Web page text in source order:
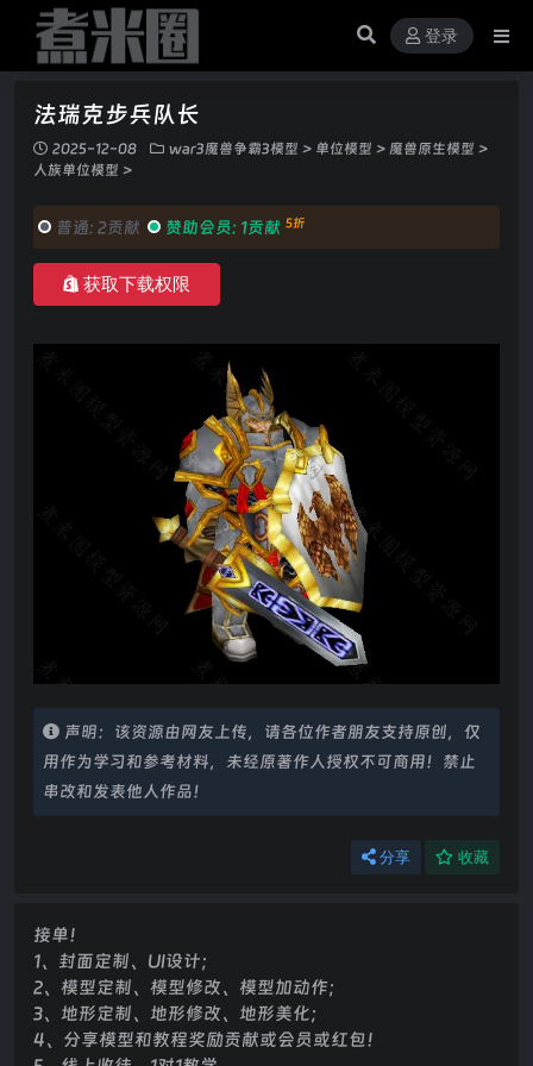
登录
法瑞克步兵队长
2025-12-08 war3魔兽争霸3模型 > 单位模型 > 魔兽原生模型 >
人族单位模型 >
普通: 2贡献 赞助会员: 1贡献 5折
获取下载权限
声明：该资源由网友上传，请各位作者朋友支持原创，仅
用作为学习和参考材料，未经原著作人授权不可商用！禁止
串改和发表他人作品！
分享 收藏
接单！
1、封面定制、UI设计；
2、模型定制、模型修改、模型加动作；
3、地形定制、地形修改、地形美化；
4、分享模型和教程奖励贡献或会员或红包！